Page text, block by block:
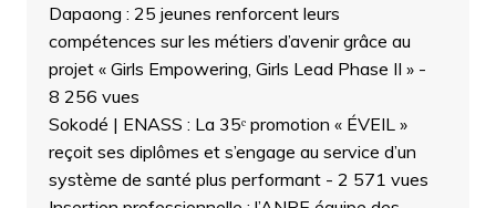
Dapaong : 25 jeunes renforcent leurs
compétences sur les métiers d’avenir grâce au
projet « Girls Empowering, Girls Lead Phase II »-
8 256 vues
Sokodé | ENASS : La 35ᵉ promotion « ÉVEIL »
reçoit ses diplômes et s’engage au service d’un
système de santé plus performant- 2 571 vues